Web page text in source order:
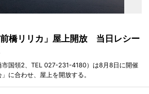
橋リリカ」屋上開放 当日レシー
市国領2、TEL 027-231-4180）は8月8日に開催
に合わせ、屋上を開放する。